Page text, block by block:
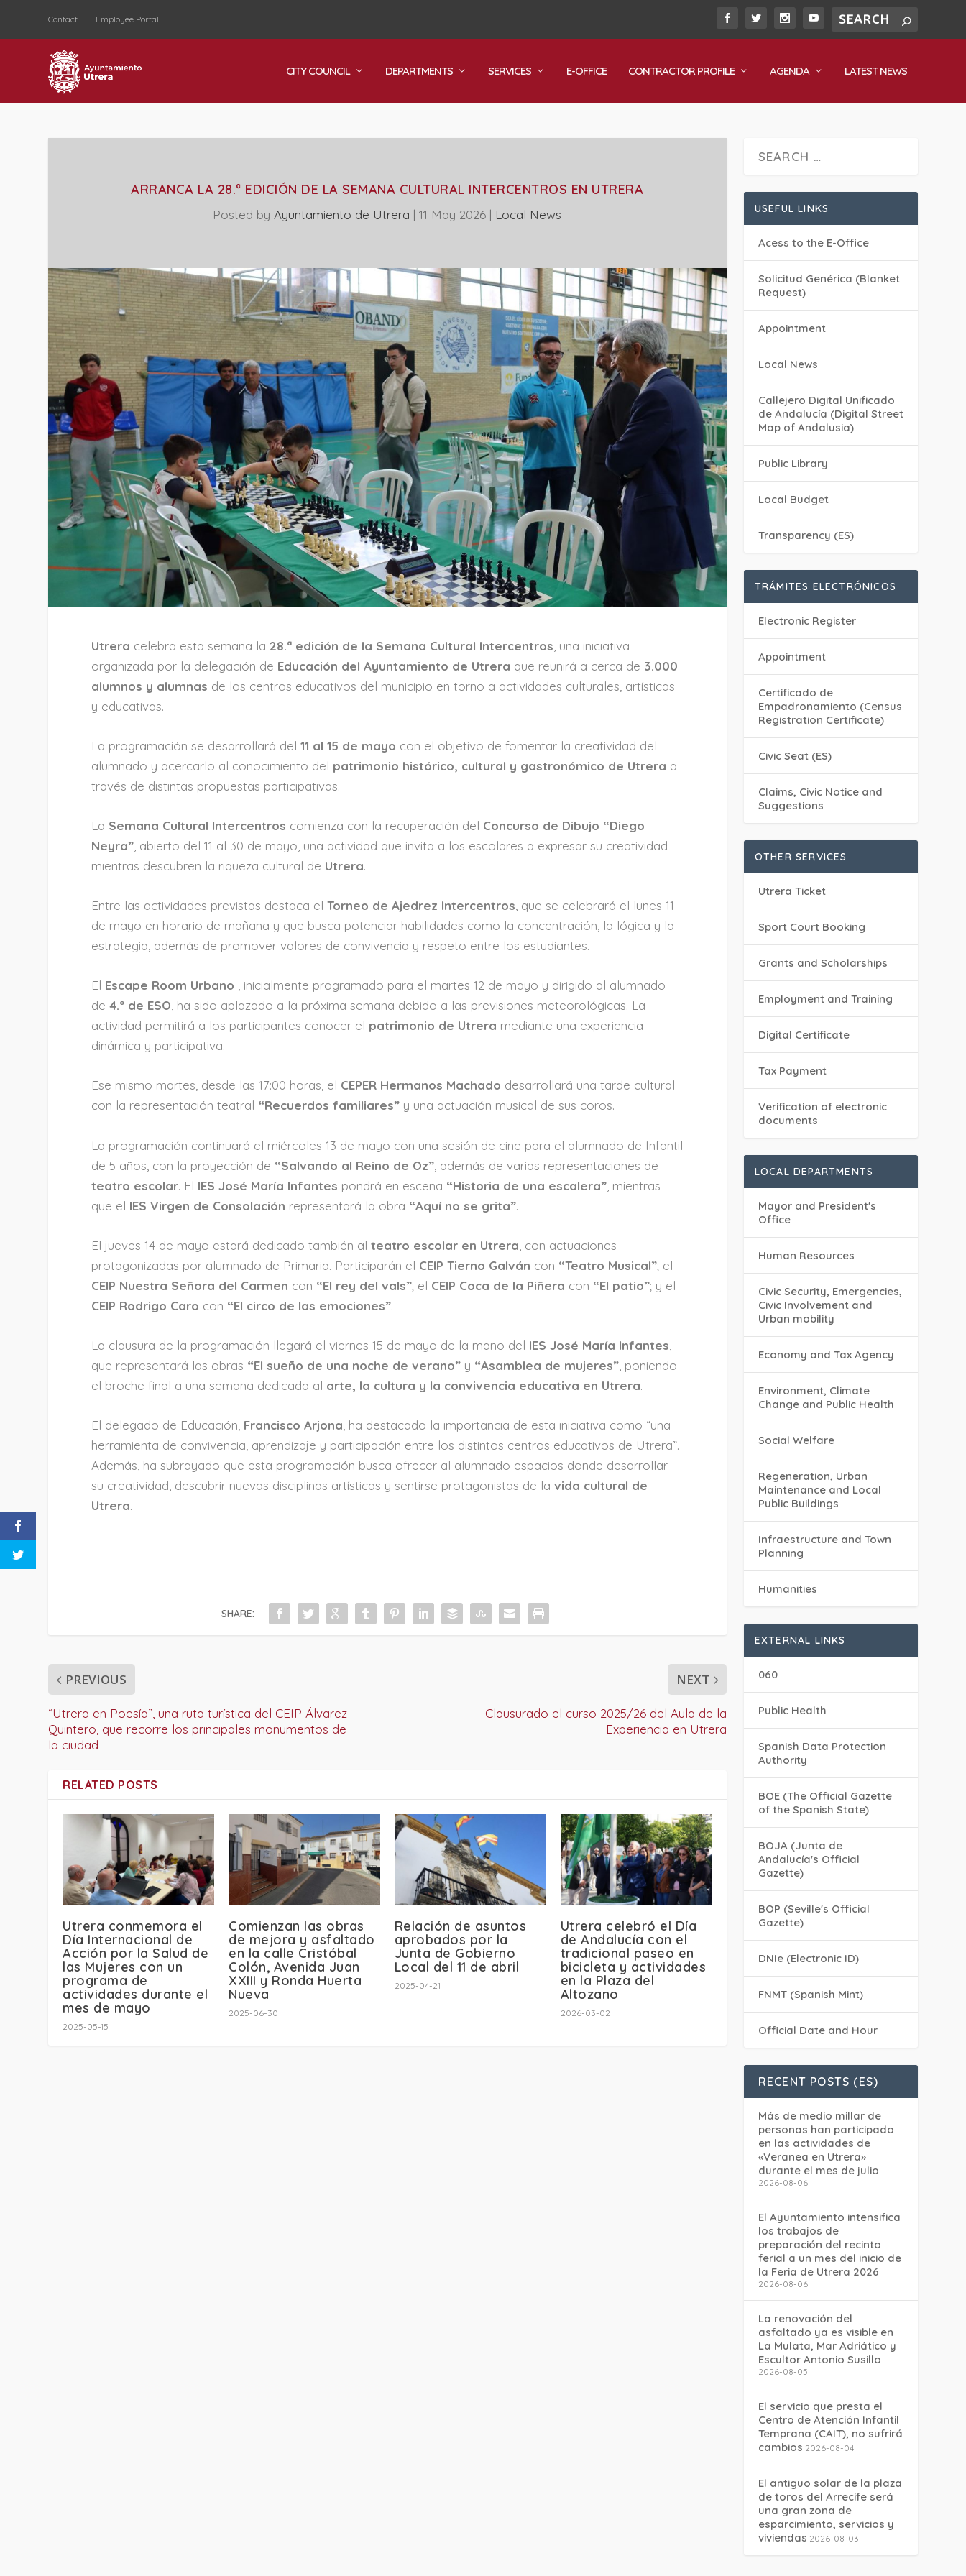
Contact Employee Portal
CITY COUNCIL DEPARTMENTS SERVICES E-OFFICE CONTRACTOR PROFILE AGENDA LATEST NEWS
ARRANCA LA 28.ª EDICIÓN DE LA SEMANA CULTURAL INTERCENTROS EN UTRERA
Posted byAyuntamiento de Utrera |11 May 2026 | Local News
Utrera celebra esta semana la28.ª edición de la Semana Cultural Intercentros , una iniciativa
organizada por la delegación de Educación del Ayuntamiento de Utrera que reunirá a cerca de 3.000
alumnos y alumnas de los centros educativos del municipio en torno a actividades culturales, artísticas
y educativas.
La programación se desarrollará del11 al 15 de mayo con el objetivo de fomentar la creatividad del
alumnado y acercarlo al conocimiento del patrimonio histórico, cultural y gastronómico de Utrera a
través de distintas propuestas participativas.
La Semana Cultural Intercentros comienza con la recuperación del Concurso de Dibujo “Diego
Neyra” , abierto del 11 al 30 de mayo, una actividad que invita a los escolares a expresar su creatividad
mientras descubren la riqueza cultural de Utrera.
Entre las actividades previstas destaca elTorneo de Ajedrez Intercentros , que se celebrará el lunes 11
de mayo en horario de mañana y que busca potenciar habilidades como la concentración, la lógica y la
estrategia, además de promover valores de convivencia y respeto entre los estudiantes.
El Escape Room Urbano , inicialmente programado para el martes 12 de mayo y dirigido al alumnado
de4.º de ESO, ha sido aplazado a la próxima semana debido a las previsiones meteorológicas. La
actividad permitirá a los participantes conocer el patrimonio de Utrera mediante una experiencia
dinámica y participativa.
Ese mismo martes, desde las 17:00 horas, el CEPER Hermanos Machado desarrollará una tarde cultural
con la representación teatral “Recuerdos familiares” y una actuación musical de sus coros.
La programación continuará el miércoles 13 de mayo con una sesión de cine para el alumnado de Infantil
de 5 años, con la proyección de “Salvando al Reino de Oz” , además de varias representaciones de
teatro escolar. El IES José María Infantes pondrá en escena “Historia de una escalera” , mientras
que el IES Virgen de Consolación representará la obra “Aquí no se grita”.
El jueves 14 de mayo estará dedicado también alteatro escolar en Utrera , con actuaciones
protagonizadas por alumnado de Primaria. Participarán el CEIP Tierno Galván con “Teatro Musical”; el
CEIP Nuestra Señora del Carmen con “El rey del vals”; el CEIP Coca de la Piñera con “El patio”; y el
CEIP Rodrigo Caro con “El circo de las emociones”.
La clausura de la programación llegará el viernes 15 de mayo de la mano del IES José María Infantes
que representará las obras “El sueño de una noche de verano” y “Asamblea de mujeres” , poniendo
el broche final a una semana dedicada al arte, la cultura y la convivencia educativa en Utrera.
El delegado de Educación, Francisco Arjona, ha destacado la importancia de esta iniciativa como “una
herramienta de convivencia, aprendizaje y participación entre los distintos centros educativos de Utrera”.
Además, ha subrayado que esta programación busca ofrecer al alumnado espacios donde desarrollar
su creatividad, descubrir nuevas disciplinas artísticas y sentirse protagonistas de lavida cultural de
Utrera.
SHARE:
PREVIOUS
“Utrera en Poesía”, una ruta turística del CEIP Álvarez
Quintero, que recorre los principales monumentos de
la ciudad
NEXT
Clausurado el curso 2025/26 del Aula de la
Experiencia en Utrera
RELATED POSTS
Utrera conmemora el
Día Internacional de
Acción por la Salud de
las Mujeres con un
programa de
actividades durante el
mes de mayo
2025-05-15
Comienzan las obras
de mejora y asfaltado
en la calle Cristóbal
Colón, Avenida Juan
XXIII y Ronda Huerta
Nueva
2025-06-30
Relación de asuntos
aprobados por la
Junta de Gobierno
Local del 11 de abril
2025-04-21
Utrera celebró el Día
de Andalucía con el
tradicional paseo en
bicicleta y actividades
en la Plaza del
Altozano
2026-03-02
USEFUL LINKS
Acess to the E-Office
Solicitud Genérica (Blanket
Request)
Appointment
Local News
Callejero Digital Unificado
de Andalucía (Digital Street
Map of Andalusia)
Public Library
Local Budget
Transparency (ES)
TRÁMITES ELECTRÓNICOS
Electronic Register
Appointment
Certificado de
Empadronamiento (Census
Registration Certificate)
Civic Seat (ES)
Claims, Civic Notice and
Suggestions
OTHER SERVICES
Utrera Ticket
Sport Court Booking
Grants and Scholarships
Employment and Training
Digital Certificate
Tax Payment
Verification of electronic
documents
LOCAL DEPARTMENTS
Mayor and President's
Office
Human Resources
Civic Security, Emergencies,
Civic Involvement and
Urban mobility
Economy and Tax Agency
Environment, Climate
Change and Public Health
Social Welfare
Regeneration, Urban
Maintenance and Local
Public Buildings
Infraestructure and Town
Planning
Humanities
EXTERNAL LINKS
060
Public Health
Spanish Data Protection
Authority
BOE (The Official Gazette
of the Spanish State)
BOJA (Junta de
Andalucía's Official
Gazette)
BOP (Seville's Official
Gazette)
DNIe (Electronic ID)
FNMT (Spanish Mint)
Official Date and Hour
RECENT POSTS (ES)
Más de medio millar de
personas han participado
en las actividades de
«Veranea en Utrera»
durante el mes de julio
2026-08-06
El Ayuntamiento intensifica
los trabajos de
preparación del recinto
ferial a un mes del inicio de
la Feria de Utrera 2026
2026-08-06
La renovación del
asfaltado ya es visible en
La Mulata, Mar Adriático y
Escultor Antonio Susillo
2026-08-05
El servicio que presta el
Centro de Atención Infantil
Temprana (CAIT), no sufrirá
cambios 2026-08-04
El antiguo solar de la plaza
de toros del Arrecife será
una gran zona de
esparcimiento, servicios y
viviendas 2026-08-03